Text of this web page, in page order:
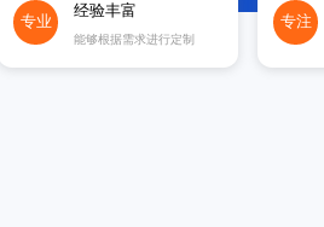
专业
经验丰富
能够根据需求进行定制
专注